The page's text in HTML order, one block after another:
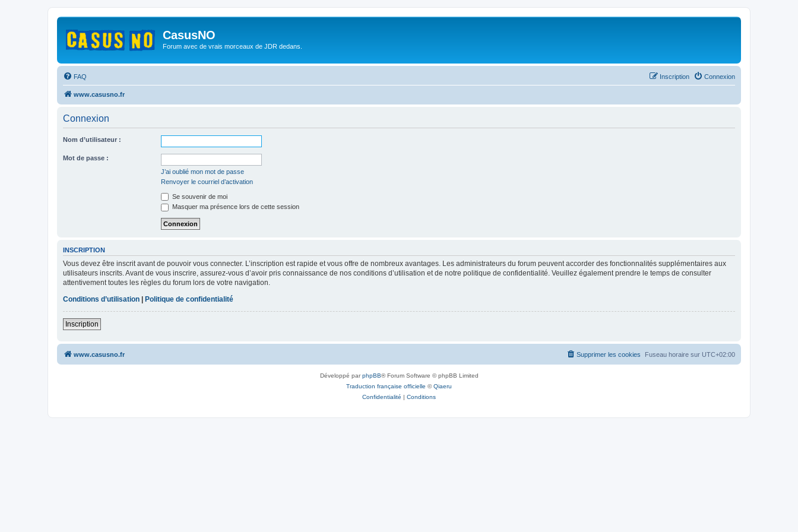
CasusNO
Forum avec de vrais morceaux de JDR dedans.
FAQ Connexion
Inscription
www.casusno.fr
Connexion
Nom d’utilisateur :
Mot de passe :
J’ai oublié mon mot de passe
Renvoyer le courriel d’activation
Se souvenir de moi
Masquer ma présence lors de cette session
INSCRIPTION
Vous devez être inscrit avant de pouvoir vous connecter. L’inscription est rapide et vous offre de nombreux avantages. Les administrateurs du forum peuvent accorder des fonctionnalités supplémentaires aux
utilisateurs inscrits. Avant de vous inscrire, assurez-vous d’avoir pris connaissance de nos conditions d’utilisation et de notre politique de confidentialité. Veuillez également prendre le temps de consulter
attentivement toutes les règles du forum lors de votre navigation.
Conditions d’utilisation
Politique de confidentialité
Inscription
www.casusno.fr Fuseau horaire sur UTC+02:00
Supprimer les cookies
Développé parphpBB® Forum Software © phpBB Limited
Traduction française officielle ©Qiaeru
Confidentialité | Conditions